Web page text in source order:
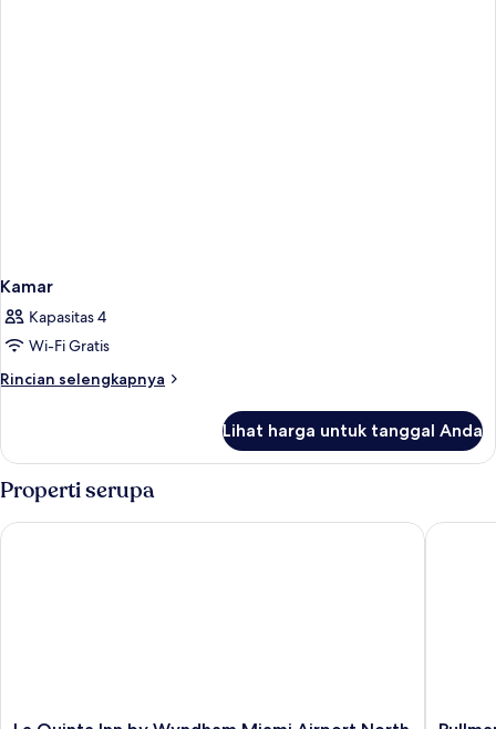
Kamar
Kapasitas 4
Wi-Fi Gratis
Rincian selengkapnya
Rincian
Kamar
Lihat harga untuk tanggal Anda
Properti serupa
La Quinta Inn by Wyndham Miami Airport North